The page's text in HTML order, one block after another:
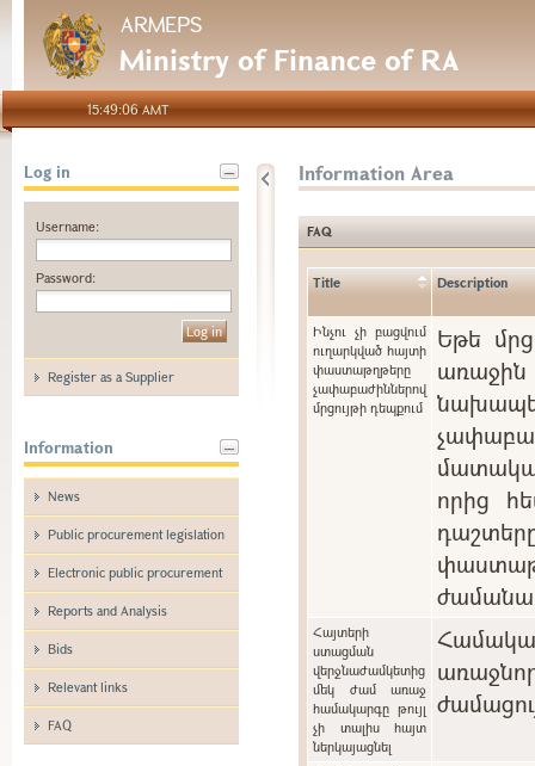
ARMEPS
Ministry of Finance of RA
15:49:06 AMT
Log in
Username:
Password:
Register as a Supplier
Information
News
Public procurement legislation
Electronic public procurement
Reports and Analysis
Bids
Relevant links
FAQ
Information Area
FAQ
Title Description
Ինչու չի բացվում
ուղարկված հայտի
փաստաթղթերը
չափաբաժիններով
մրցույթի դեպքում
Եթե
առաջին
որից
Հայտերի
ստացման
վերջնաժամկետից
մեկ ժամ առաջ
համակարգը թույլ
չի տալիս հայտ
ներկայացնել